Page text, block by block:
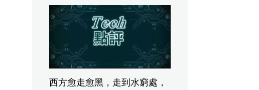
西方愈走愈黑，走到水窮處，